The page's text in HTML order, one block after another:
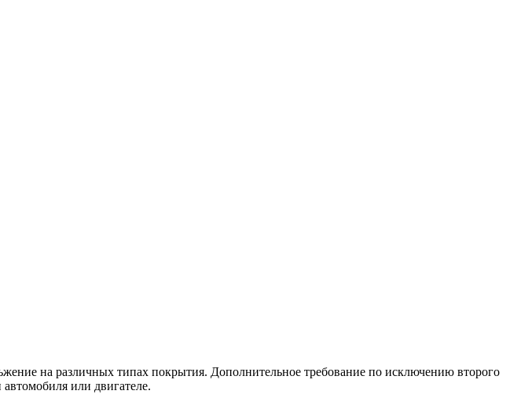
на различных типах покрытия. Дополнительное требование по исключению второго
или двигателе.